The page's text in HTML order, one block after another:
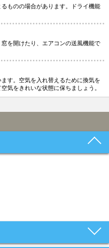
ものの場合があります。ドライ機能
を開けたり、エアコンの送風機能で
す。空気を入れ替えるために換気を
気をきれいな状態に保ちましょう。